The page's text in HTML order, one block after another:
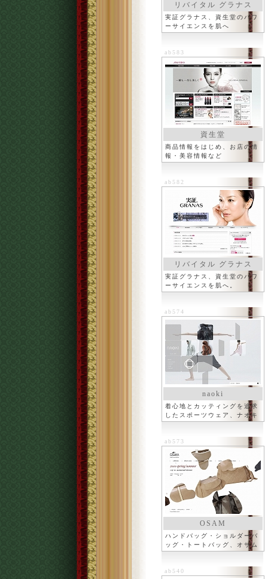
リバイタル グラナス
実証グラナス、資生堂のパワ
ーサイエンスを肌へ
ab583
資生堂
商品情報をはじめ、お店の情
報・美容情報など
ab582
リバイタル グラナス
実証グラナス、資生堂のパワ
ーサイエンスを肌へ。
ab574
naoki
着心地とカッティングを追求
したスポーツウェア、ナオキ
ab573
OSAM
ハンドバッグ・ショルダーバ
ッグ・トートバッグ、オサム
ab540